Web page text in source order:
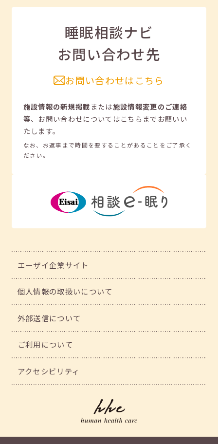
睡眠相談ナビ
お問い合わせ先
お問い合わせはこちら
施設情報の新規掲載または施設情報変更のご連絡
等、 お問い合わせについてはこちらまでお願いい
たします。
なお、お返事まで時間を要することがあることをご了承く
ださい。
エーザイ企業サイト
個人情報の取扱いについて
外部送信について
ご利用について
アクセシビリティ